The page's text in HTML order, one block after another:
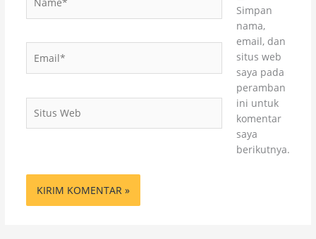
Web
Simpan
nama,
email, dan
situs web
saya pada
peramban
ini untuk
komentar
saya
berikutnya.